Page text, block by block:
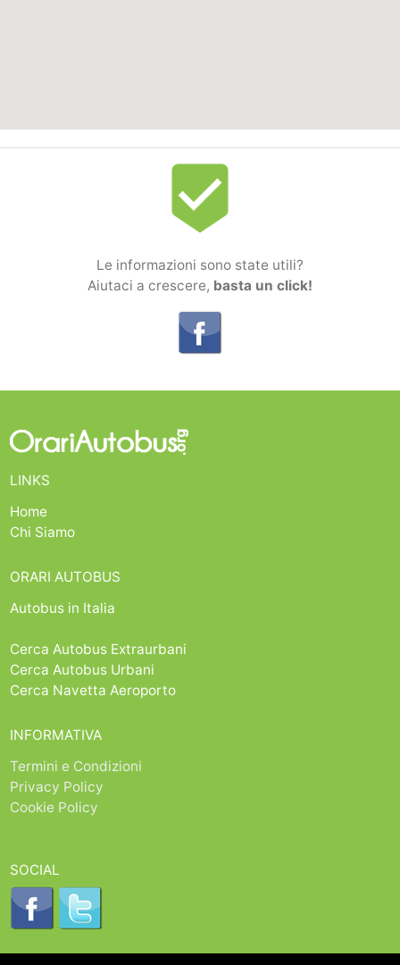
beenhere
Le informazioni sono state utili?
Aiutaci a crescere, basta un click!
LINKS
Home
Chi Siamo
ORARI AUTOBUS
Autobus in Italia
Cerca Autobus Extraurbani
Cerca Autobus Urbani
Cerca Navetta Aeroporto
INFORMATIVA
Termini e Condizioni
Privacy Policy
Cookie Policy
SOCIAL